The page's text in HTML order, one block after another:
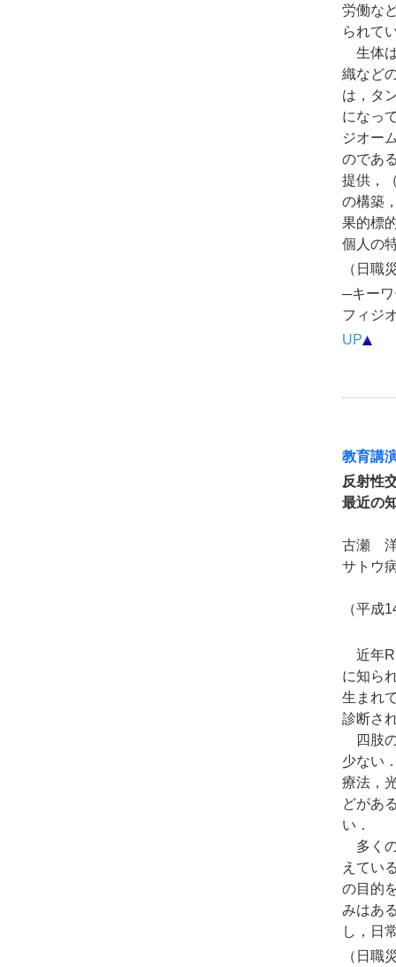
労働な
られて
生体は
織など
は，タ
になっ
ジオー
のであ
提供，
の構築
果的標
個人の
（日職
─キー
フィジ
UP
教育講
反射性
最近の
古瀬
サトウ
（平成
近年
に知ら
生まれ
診断さ
四肢の
少ない
療法，
どがあ
い．
多くの
えてい
の目的
みはあ
し，日
（日職